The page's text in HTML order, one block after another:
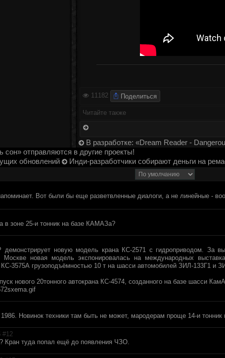
11182 Поделиться
Читайте также
В разработке: «Dream Reader -
сон» отправляются в другие проекты!
обновлений
Инди-разработчики собирают деньги на
Вот были бы еще разветвленные диалоги, а не линейные -
в зоне 25-и тонник на базе КАМАЗа?
новую модель крана КС-2571 с гидроприводом. За
новая модель экспонировалась на международных
КС-3575А грузоподъёмностью 10 т на шасси автомобилей ЗИЛ-133Г1 и
нового 20тонного автокрана КС-4574, созданного на базе шасси
Новинок техники там быть не может, мародерам проще 14-и тонник
#12
Кран туда попал ещё до появления ЧЗО.